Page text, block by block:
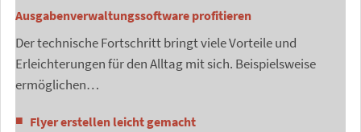
Ausgabenverwaltungssoftware profitieren
Der technische Fortschritt bringt viele Vorteile und
Erleichterungen für den Alltag mit sich. Beispielsweise
ermöglichen…
Flyer erstellen leicht gemacht